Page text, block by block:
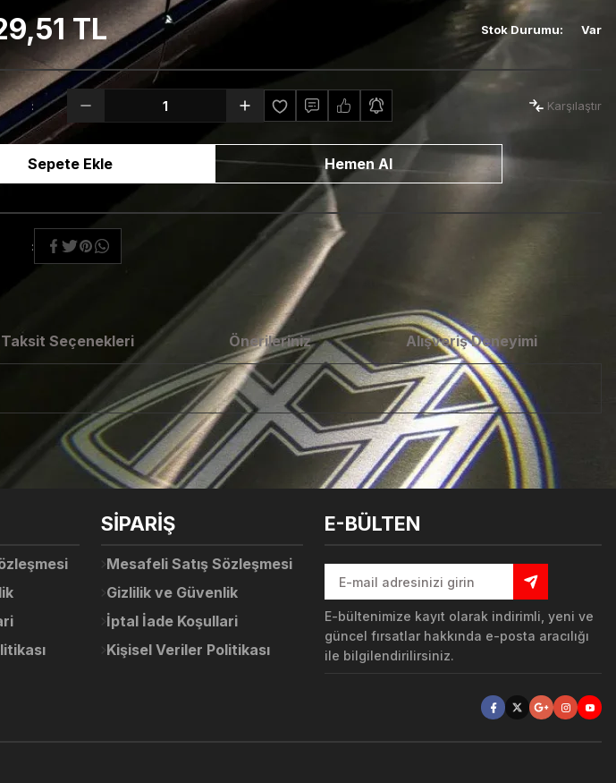
TL Stok Durumu: Var
Karşılaştır
Sepete Ekle Hemen Al
Taksit Seçenekleri Önerileriniz Alışveriş Deneyimi
yorumu siz yapın!
Yaz
soru sorulmamış.
öneri formunu kullanarak tarafımıza iletebilirsiniz.
siz yapın!
Paylaş SİPARİŞ
Mesafeli Satış Sözleşmesi
Gizlilik ve Güvenlik
İptal İade Koşullari
Kişisel Veriler Politikası
E-BÜLTEN
E-bültenimize kayıt olarak indirimli, yeni ve
güncel fırsatlar hakkında e-posta aracılığı
ile bilgilendirilirsiniz.